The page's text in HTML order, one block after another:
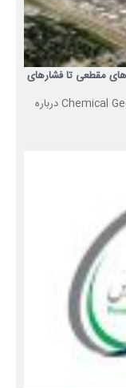
پرابهام 2026؛ از فرصت‌های مقطعی تا فشارهای
کارشناسان S&P Global Ratings در پادکست Chemical Geek درباره